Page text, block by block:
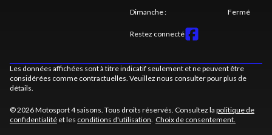
Dimanche: Fermé
Restez connecté
Les données affichées sont à titre indicatif seulement et ne peuvent être
considérées comme contractuelles. Veuillez nous consulter pour plus de
détails.
© 2026 Motosport 4 saisons. Tous droits réservés. Consultez la politique de
confidentialité et les conditions d'utilisation. Choix de consentement.